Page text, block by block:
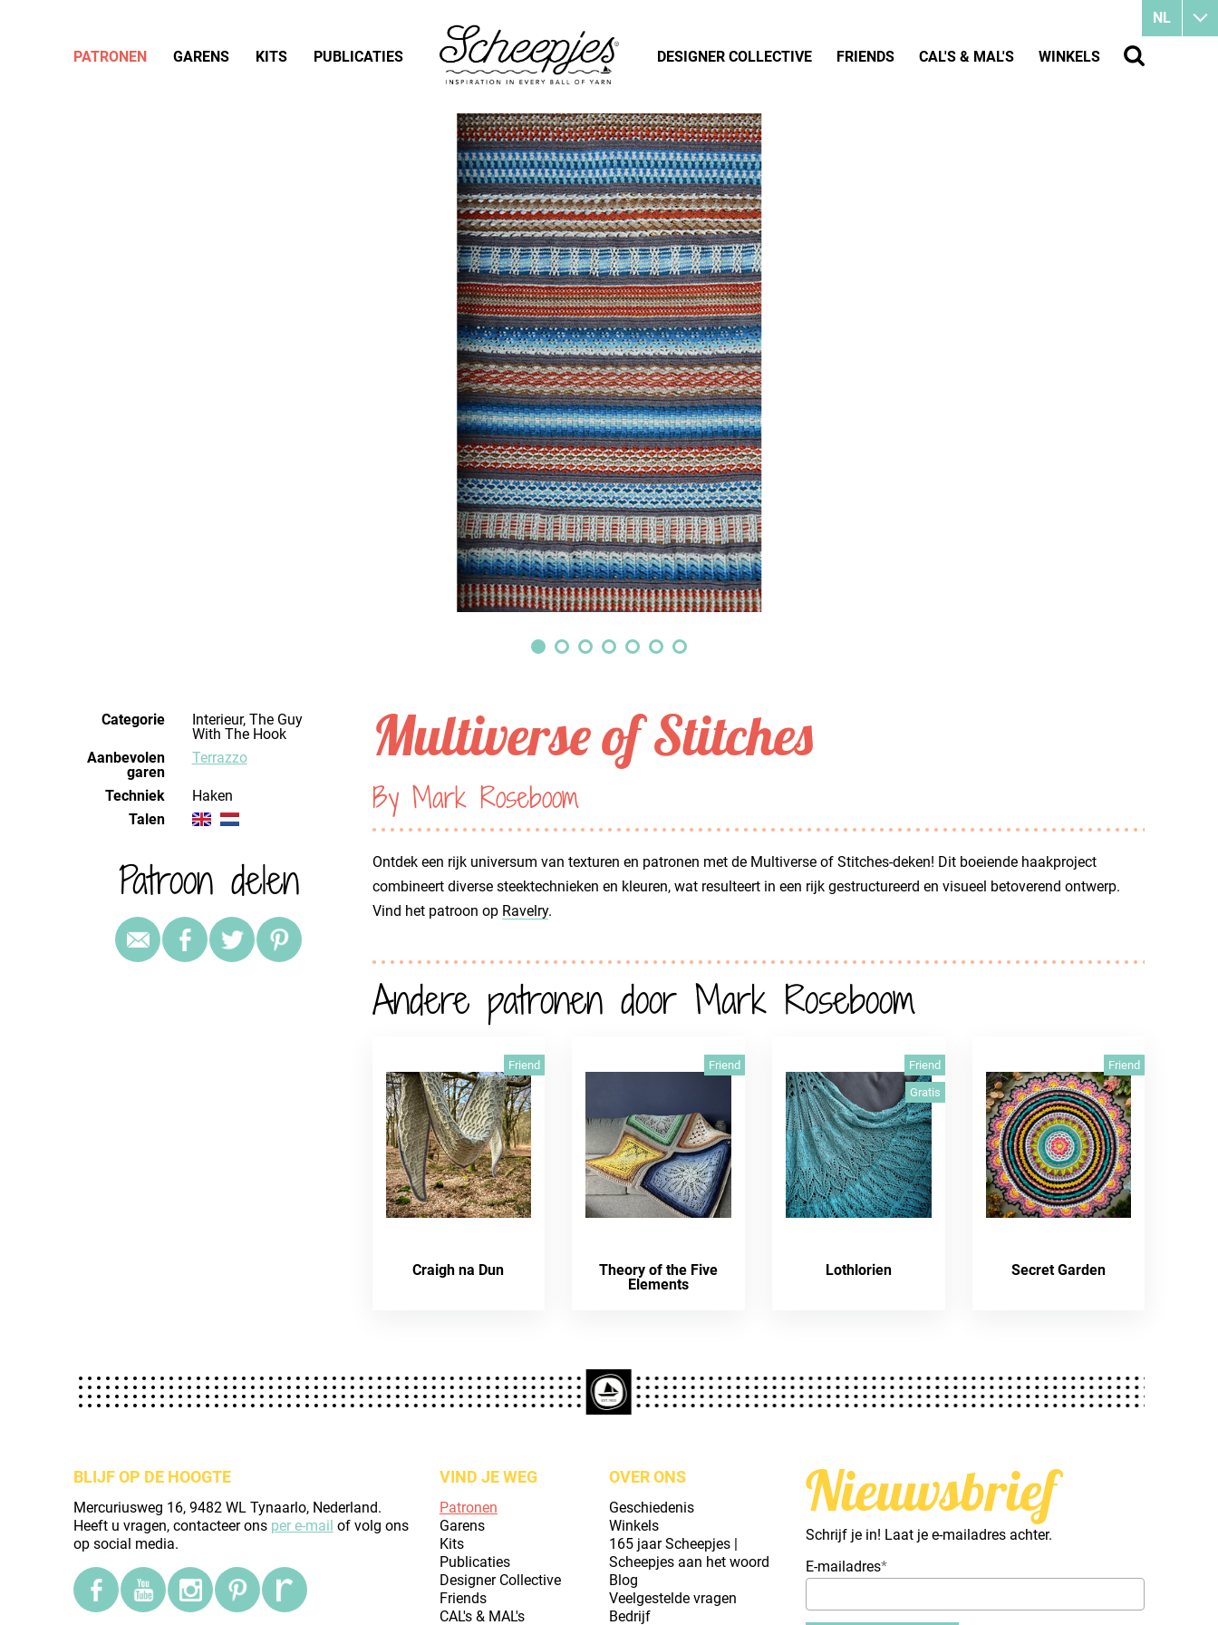
Categorie
Interieur, The Guy
With The Hook
Aanbevolen
garen
Terrazzo
Techniek
haken
Talen
Patroon delen
Multiverse of Stitches
By Mark Roseboom
Ontdek een rijk universum van texturen en patronen met de Multiverse of Stitches-deken! Dit boeiende haakproject
combineert diverse steektechnieken en kleuren, wat resulteert in een rijk gestructureerd en visueel betoverend ontwerp.
Vind het patroon op Ravelry.
Andere patronen door Mark Roseboom
Friend
Craigh na Dun
Friend
Theory of the Five
Elements
Friend
Gratis
Lothlorien
Friend
Secret Garden
BLIJF OP DE HOOGTE
Mercuriusweg 16, 9482 WL Tynaarlo, Nederland.
Heeft u vragen, contacteer ons per e-mail of volg ons
op social media.
VIND JE WEG
Patronen
Garens
Kits
Publicaties
Designer Collective
Friends
CAL's & MAL's
OVER ONS
Geschiedenis
Winkels
165 jaar Scheepjes |
Scheepjes aan het woord
Blog
Veelgestelde vragen
Bedrijf
Nieuwsbrief
Schrijf je in! Laat je e-mailadres achter.
E-mailadres*
NL
PATRONEN GARENS KITS PUBLICATIES DESIGNER COLLECTIVE FRIENDS CAL'S & MAL'S WINKELS